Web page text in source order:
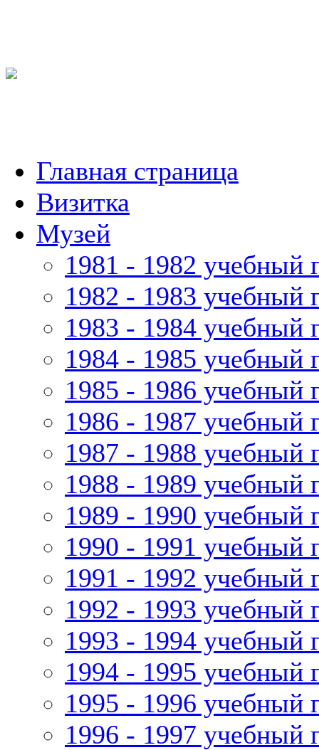
Главная страница
Визитка
Музей
1981 - 1982 учебный
1982 - 1983 учебный
1983 - 1984 учебный
1984 - 1985 учебный
1985 - 1986 учебный
1986 - 1987 учебный
1987 - 1988 учебный
1988 - 1989 учебный
1989 - 1990 учебный
1990 - 1991 учебный
1991 - 1992 учебный
1992 - 1993 учебный
1993 - 1994 учебный
1994 - 1995 учебный
1995 - 1996 учебный
1996 - 1997 учебный